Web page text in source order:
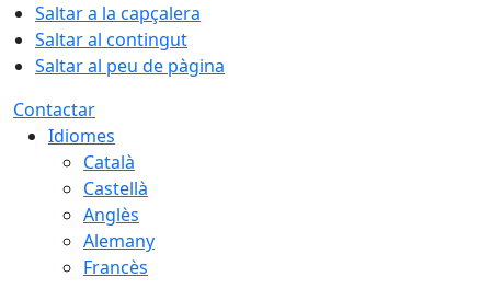
Saltar a la capçalera
Saltar al contingut
Saltar al peu de pàgina
Contactar
Idiomes
Català
Castellà
Anglès
Alemany
Francès